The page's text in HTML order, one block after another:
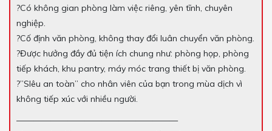
?Có không gian phòng làm việc riêng, yên tĩnh, chuyên
nghiệp.
?Cố định văn phòng, không thay đổi luân chuyển văn phòng.
?Được hưởng đầy đủ tiện ích chung như: phòng họp, phòng
tiếp khách, khu pantry, máy móc trang thiết bị văn phòng.
?”SIêu an toàn” cho nhân viên của bạn trong mùa dịch vì
không tiếp xúc với nhiều người.
———————————————————